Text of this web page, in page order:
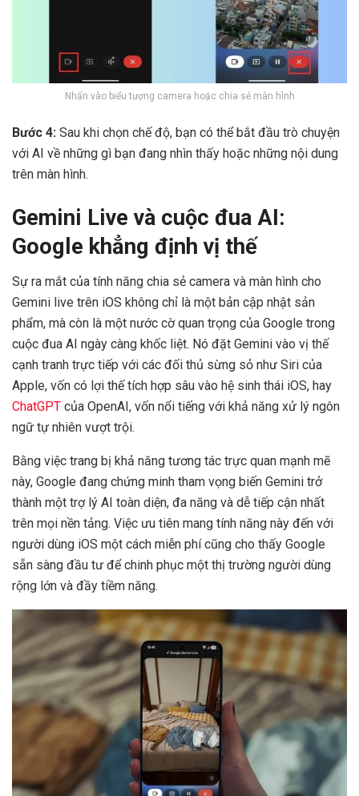
Nhấn vào biểu tượng camera hoặc chia sẻ màn hình
Bước 4: Sau khi chọn chế độ, bạn có thể bắt đầu trò chuyện
với AI về những gì bạn đang nhìn thấy hoặc những nội dung
trên màn hình.
Gemini Live và cuộc đua AI:
Google khẳng định vị thế
Sự ra mắt của tính năng chia sẻ camera và màn hình cho
Gemini live trên iOS không chỉ là một bản cập nhật sản
phẩm, mà còn là một nước cờ quan trọng của Google trong
cuộc đua AI ngày càng khốc liệt. Nó đặt Gemini vào vị thế
cạnh tranh trực tiếp với các đối thủ sừng sỏ như Siri của
Apple, vốn có lợi thế tích hợp sâu vào hệ sinh thái iOS, hay
ChatGPT của OpenAI, vốn nổi tiếng với khả năng xử lý ngôn
ngữ tự nhiên vượt trội.
Bằng việc trang bị khả năng tương tác trực quan mạnh mẽ
này, Google đang chứng minh tham vọng biến Gemini trở
thành một trợ lý AI toàn diện, đa năng và dễ tiếp cận nhất
trên mọi nền tảng. Việc ưu tiên mang tính năng này đến với
người dùng iOS một cách miễn phí cũng cho thấy Google
sẵn sàng đầu tư để chinh phục một thị trường người dùng
rộng lớn và đầy tiềm năng.